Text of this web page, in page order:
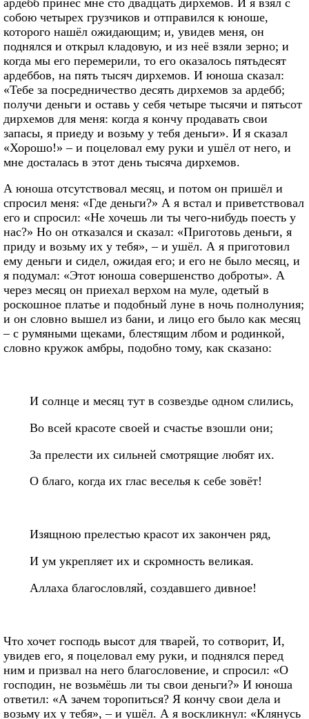
собою четырех грузчиков и отправился к юноше,
которого нашёл ожидающим; и, увидев меня, он
поднялся и открыл кладовую, и из неё взяли зерно; и
когда мы его перемерили, то его оказалось пятьдесят
ардеббов, на пять тысяч дирхемов. И юноша сказал:
«Тебе за посредничество десять дирхемов за ардебб;
получи деньги и оставь у себя четыре тысячи и пятьсот
дирхемов для меня: когда я кончу продавать свои
запасы, я приеду и возьму у тебя деньги». И я сказал
«Хорошо!» – и поцеловал ему руки и ушёл от него, и
мне досталась в этот день тысяча дирхемов.
А юноша отсутствовал месяц, и потом он пришёл и
спросил меня: «Где деньги?» А я встал и приветствовал
его и спросил: «Не хочешь ли ты чего-нибудь поесть у
нас?» Но он отказался и сказал: «Приготовь деньги, я
приду и возьму их у тебя», – и ушёл. А я приготовил
ему деньги и сидел, ожидая его; и его не было месяц, и
я подумал: «Этот юноша совершенство доброты». А
через месяц он приехал верхом на муле, одетый в
роскошное платье и подобный луне в ночь полнолуния;
и он словно вышел из бани, и лицо его было как месяц
– с румяными щеками, блестящим лбом и родинкой,
словно кружок амбры, подобно тому, как сказано:
И солнце и месяц тут в созвездье одном слились,
Во всей красоте своей и счастье взошли они;
За прелести их сильней смотрящие любят их.
О благо, когда их глас веселья к себе зовёт!
Изящною прелестью красот их закончен ряд,
И ум укрепляет их и скромность великая.
Аллаха благословляй, создавшего дивное!
Что хочет господь высот для тварей, то сотворит, И,
увидев его, я поцеловал ему руки, и поднялся перед
ним и призвал на него благословение, и спросил: «О
господин, не возьмёшь ли ты свои деньги?» И юноша
ответил: «А зачем торопиться? Я кончу свои дела и
возьму их у тебя», – и ушёл. А я воскликнул: «Клянусь